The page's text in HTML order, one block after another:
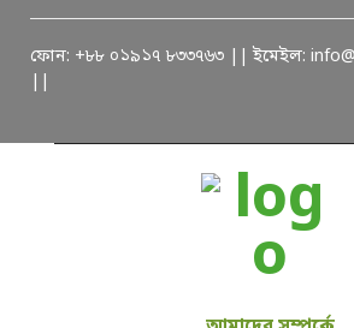
ফোন: +৮৮ ০১৯১৭ ৮৩৩৭৬৩ || ইমেইল: